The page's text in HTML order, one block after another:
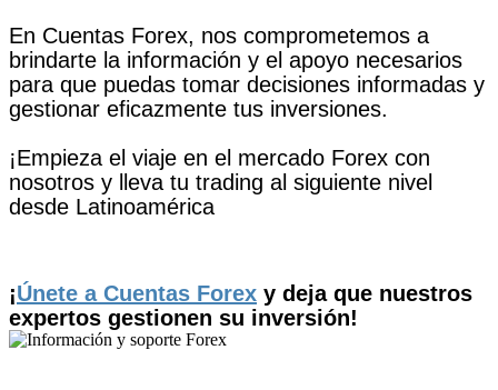
En Cuentas Forex, nos comprometemos a
brindarte la información y el apoyo necesarios
para que puedas tomar decisiones informadas y
gestionar eficazmente tus inversiones.
¡Empieza el viaje en el mercado Forex con
nosotros y lleva tu trading al siguiente nivel
desde Latinoamérica
¡Únete a Cuentas Forex y deja que nuestros
expertos gestionen su inversión!